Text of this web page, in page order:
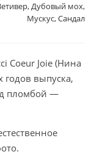
Дубовый мох,
Мускус, Сандал
Coeur Joie (Нина
выпуска,
пломбой —